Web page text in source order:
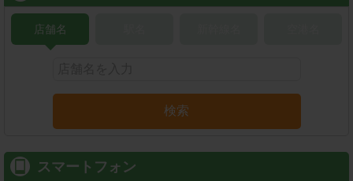
店舗名
検索
スマートフォン